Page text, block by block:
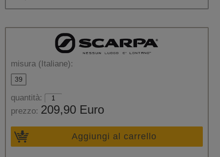
misura (Italiane):
39
quantità:
prezzo: 209,90 Euro
Aggiungi al carrello